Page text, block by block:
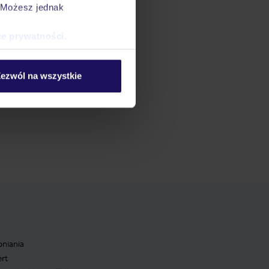
jednak
prywatności
na wszystkie
Stubai Narty
Imst Narty